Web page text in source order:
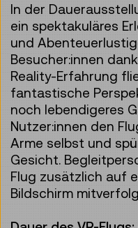
In der
ein spektakuläres
und
Besucher:innen
Reality-Erfahrung
fantastische
noch lebendigeres
Nutzer:innen den
Arme selbst und
Gesicht.
Flug zusätzlich auf
Bildschirm